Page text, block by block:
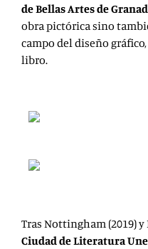
de Bellas Artes de
obra pictórica sino
campo del diseño
libro.
Tras Nottingham (2019)
Ciudad de Literatura